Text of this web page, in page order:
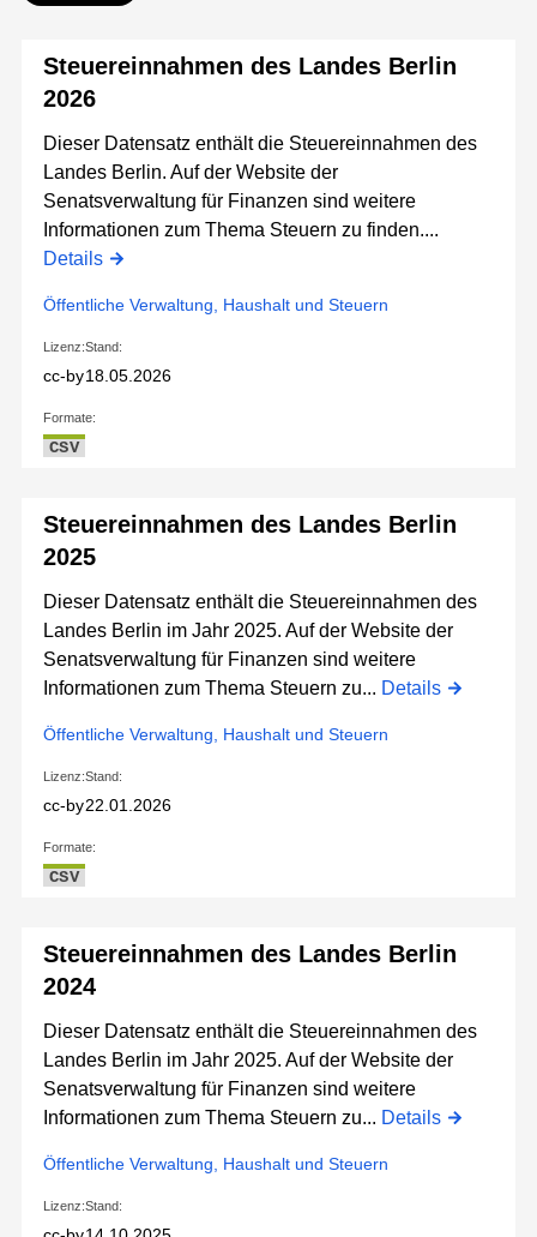
Steuereinnahmen des Landes Berlin
2026
Dieser Datensatz enthält die Steuereinnahmen des
Landes Berlin. Auf der Website der
Senatsverwaltung für Finanzen sind weitere
Informationen zum Thema Steuern zu finden....
Details
Öffentliche Verwaltung, Haushalt und Steuern
Lizenz:
cc-by
Stand:
18.05.2026
Formate:
CSV
Steuereinnahmen des Landes Berlin
2025
Dieser Datensatz enthält die Steuereinnahmen des
Landes Berlin im Jahr 2025. Auf der Website der
Senatsverwaltung für Finanzen sind weitere
Informationen zum Thema Steuern zu... Details
Öffentliche Verwaltung, Haushalt und Steuern
Lizenz:
cc-by
Stand:
22.01.2026
Formate:
CSV
Steuereinnahmen des Landes Berlin
2024
Dieser Datensatz enthält die Steuereinnahmen des
Landes Berlin im Jahr 2025. Auf der Website der
Senatsverwaltung für Finanzen sind weitere
Informationen zum Thema Steuern zu... Details
Öffentliche Verwaltung, Haushalt und Steuern
Lizenz:Stand: